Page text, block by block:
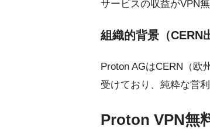
サービスの収益がVPN
組織的背景（CERN
Proton AGはCERN（欧
受けており、純粋な営
Proton VPN無